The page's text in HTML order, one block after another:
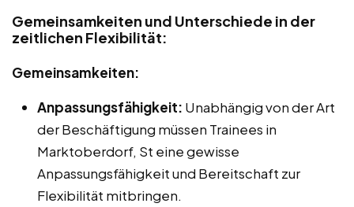
Gemeinsamkeiten und Unterschiede in der
zeitlichen Flexibilität:
Gemeinsamkeiten:
Anpassungsfähigkeit: Unabhängig von der Art
der Beschäftigung müssen Trainees in
Marktoberdorf, St eine gewisse
Anpassungsfähigkeit und Bereitschaft zur
Flexibilität mitbringen.